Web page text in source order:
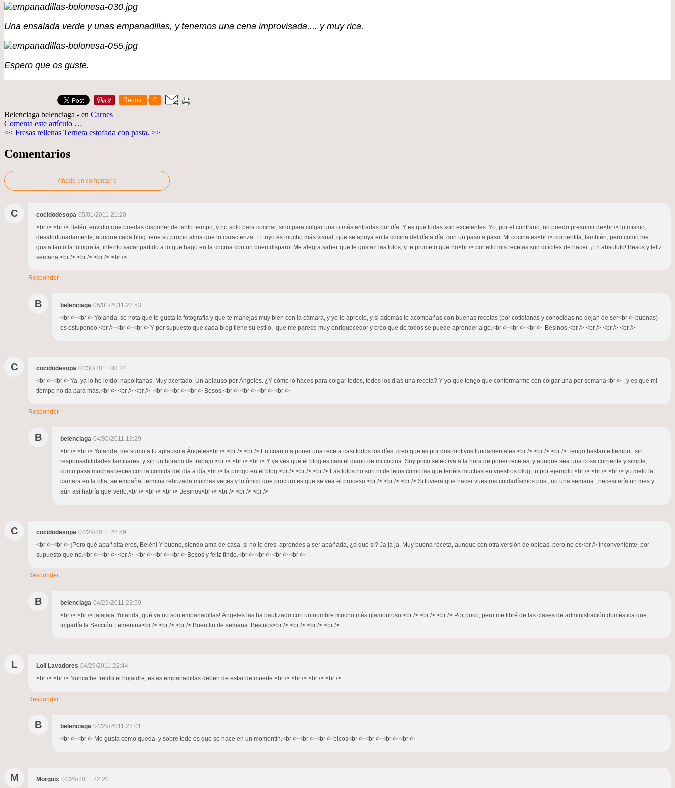
Una ensalada verde y unas empanadillas, y tenemos una cena improvisada.... y muy rica.
Espero que os guste.
Repost 0
Belenciaga belenciaga - en Carnes
Comenta este artículo …
<< Fresas rellenas Ternera estofada con pasta. >>
Comentarios
Añade un comentario
C cocidodesopa 05/01/2011 21:20
<br /> <br /> Belén, envidio que puedas disponer de tanto tiempo, y no solo para cocinar, sino para colgar una o más entradas por día. Y es que todas son excelentes. Yo, por el contrario, no puedo presumir de<br /> lo mismo,
desafortunadamente, aunque cada blog tiene su propio alma que lo caracteriza. El tuyo es mucho más visual, que se apoya en la cocina del día a día, con un paso a paso. Mi cocina es<br /> corrientita, también, pero como me
gusta tanto la fotografía, intento sacar partido a lo que hago en la cocina con un buen disparo. Me alegra saber que te gustan las fotos, y te prometo que no<br /> por ello mis recetas son difíciles de hacer. ¡En absoluto! Besos y feliz
semana.<br /> <br /> <br /> <br />
Responder
B belenciaga 05/01/2011 22:53
<br /> <br /> Yolanda, se nota que te gusta la fotografía y que te manejas muy bien con la cámara, y yo lo aprecio, y si además lo acompañas con buenas recetas (por cotidianas y conocidas no dejan de ser<br /> buenas)
es estupendo.<br /> <br /> <br /> Y por supuesto que cada blog tiene su estilo, que me parece muy enriquecedor y creo que de todos se puede aprender algo.<br /> <br /> <br /> Besinos.<br /> <br /> <br /> <br />
C cocidodesopa 04/30/2011 08:24
<br /> <br /> Ya, ya lo he leído: napolitanas. Muy acertado. Un aplauso por Ángeles. ¿Y cómo lo haces para colgar todos, todos los días una receta? Y yo que tengo que conformarme con colgar una por semana<br /> , y es que mi
tiempo no da para más.<br /> <br /> <br /> <br /> <br /> <br /> Besos.<br /> <br /> <br /> <br />
Responder
B belenciaga 04/30/2011 13:29
<br /> <br /> Yolanda, me sumo a tu aplauso a Ángeles<br /> <br /> <br /> En cuanto a poner una receta casi todos los días, creo que es por dos motivos fundamentales:<br /> <br /> <br /> Tengo bastante tiempo, sin
responsabilidades familiares, y sin un horario de trabajo.<br /> <br /> <br /> Y ya ves que el blog es casi el diario de mi cocina. Soy poco selectiva a la hora de poner recetas, y aunque sea una cosa corriente y simple,
como pasa muchas veces con la comida del día a día,<br /> la pongo en el blog.<br /> <br /> <br /> Las fotos no son ni de lejos como las que tenéis muchas en vuestros blog, tu por ejemplo.<br /> <br /> <br /> yo meto la
camara en la olla, se empaña, termina rebozada muchas veces,y lo único que procuro es que se vea el proceso.<br /> <br /> <br /> Si tuviera que hacer vuestros cuidadísimos post, no una semana , necesitaría un mes y
aún así habría que verlo.<br /> <br /> <br /> Besinos<br /> <br /> <br /> <br />
C cocidodesopa 04/29/2011 22:59
<br /> <br /> ¡Pero qué apañaíta eres, Belén! Y bueno, siendo ama de casa, si no lo eres, aprendes a ser apañada, ¿a que sí? Ja ja ja. Muy buena receta, aunque con otra versión de obleas, pero no es<br /> inconveniente, por
supuesto que no.<br /> <br /> <br /> <br /> <br /> <br /> Besos y feliz finde.<br /> <br /> <br /> <br />
Responder
B belenciaga 04/29/2011 23:59
<br /> <br /> jajajaja Yolanda, qué ya no son empanadillas! Ángeles las ha bautizado con un nombre mucho más glamouroso.<br /> <br /> <br /> Por poco, pero me libré de las clases de administración doméstica que
impartía la Sección Femenina<br /> <br /> <br /> Buen fin de semana. Besinos<br /> <br /> <br /> <br />
L Loli Lavadores 04/29/2011 22:44
<br /> <br /> Nunca he freido el hojaldre, estas empanadillas deben de estar de muerte.<br /> <br /> <br /> <br />
Responder
B belenciaga 04/29/2011 23:01
<br /> <br /> Me gusta como queda, y sobre todo es que se hace en un momentín.<br /> <br /> <br /> bicos<br /> <br /> <br /> <br />
M Morguix 04/29/2011 22:20